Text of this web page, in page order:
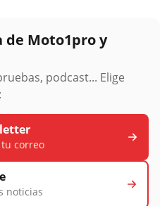
de Moto1pro y
podcast... Elige
correo
noticias